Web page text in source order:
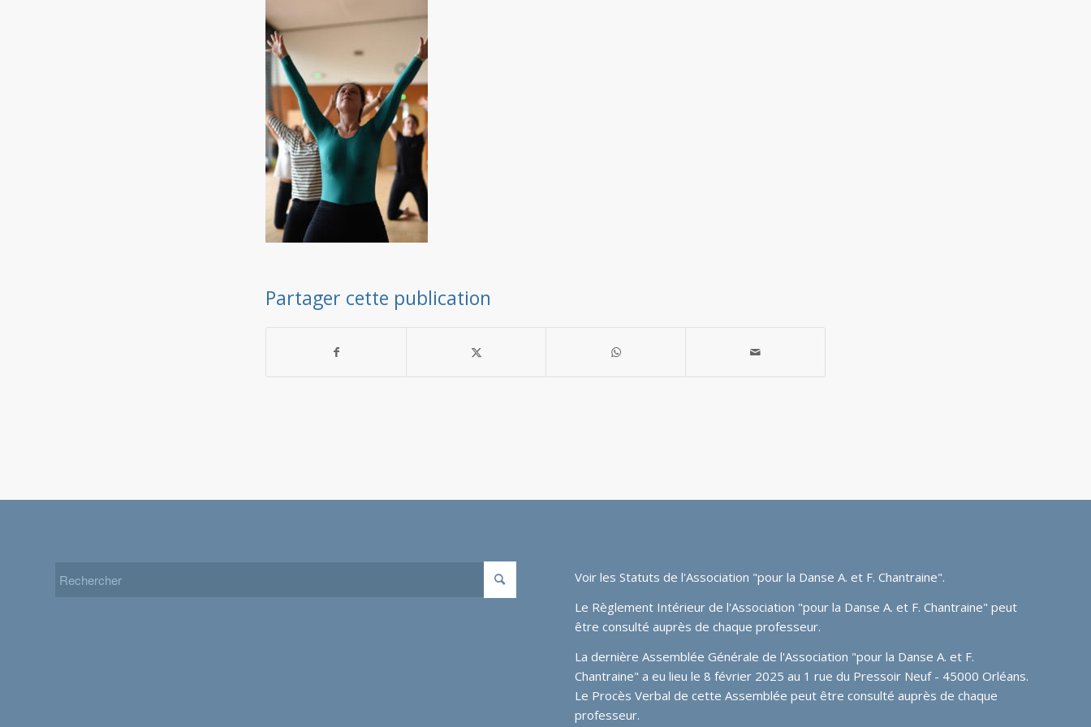
Partager cette publication
Voir lesStatuts de l'Association "pour la Danse A. et F. Chantraine".
Le Règlement Intérieur de l'Association "pour la Danse A. et F. Chantraine" peut
être consulté auprès de chaque professeur.
La dernière Assemblée Générale de l'Association "pour la Danse A. et F.
Chantraine" a eu lieu le 8 février 2025 au 1 rue du Pressoir Neuf - 45000 Orléans.
Le Procès Verbal de cette Assemblée peut être consulté auprès de chaque
professeur.